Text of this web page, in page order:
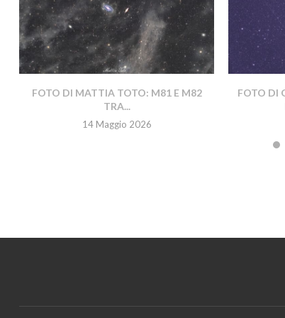
FOTO DI MATTIA TOTO: M81 E M82
TRA...
14 Maggio 2026
FOTO DI